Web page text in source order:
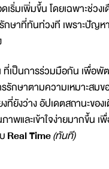
ริ่มเพิ่มขึ้น โดยเฉพาะช่ว
าที่ทันท่่วงที เพราะปัญหา
ที่เป็นการร่วมมือกัน เพื่อพั
รักษาตามความเหมาะสม
ที่ยังว่าง อัปเดตสถานะขอ
าพและเข้าใจง่ายมากขึ้น
Real Time(ทันที)